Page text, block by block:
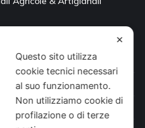
✕
Questo sito utilizza
cookie tecnici necessari
al suo funzionamento.
Non utilizziamo cookie di
profilazione o di terze